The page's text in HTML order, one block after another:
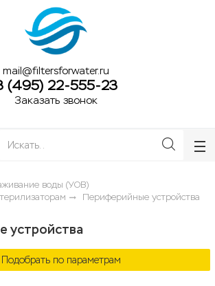
mail@filtersforwater.ru
(495) 22-555-23
Заказать звонок
воды (УОВ)
Периферийные устройства
устройства
Подобрать по параметрам